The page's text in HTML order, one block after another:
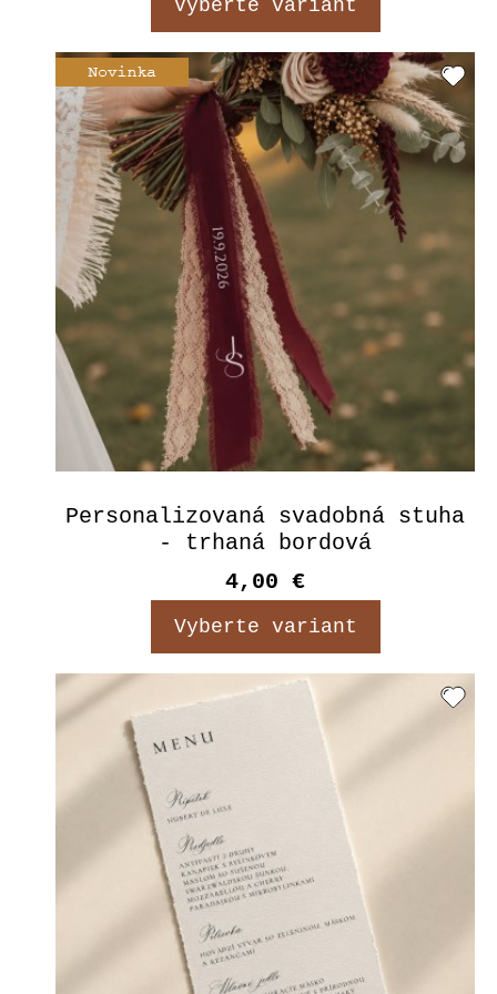
Vyberte variant
Personalizovaná svadobná stuha
- trhaná bordová
4,00 €
Vyberte variant